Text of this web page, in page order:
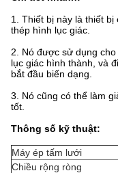
1. Thiết bị này là thiết
thép hình lục giác.
2. Nó được sử dụng cho
lục giác hình thành, và
bắt đầu biến dạng.
3. Nó cũng có thể làm
tốt.
Thông số kỹ thuật:
Máy ép tấm lưới
Chiều rộng ròng